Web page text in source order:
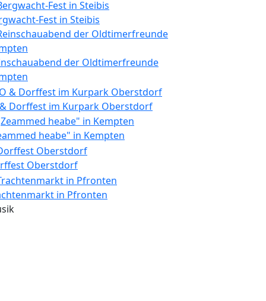
Fest in Steibis
der Oldtimerfreunde
& Dorffest im Kurpark Oberstdorf
heabe" in Kempten
Oberstdorf
in Pfronten